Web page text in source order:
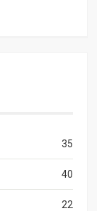
35
40
22